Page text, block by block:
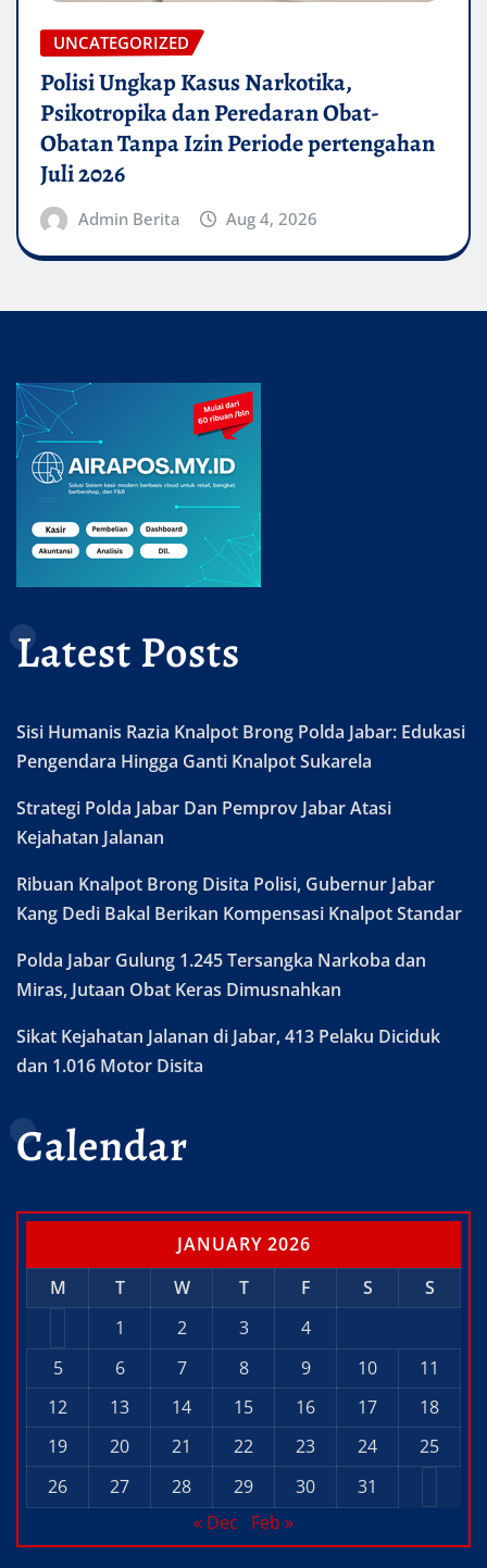
UNCATEGORIZED
Polisi Ungkap Kasus Narkotika,
Psikotropika dan Peredaran Obat-
Obatan Tanpa Izin Periode pertengahan
Juli 2026
Admin Berita Aug 4, 2026
Latest Posts
Sisi Humanis Razia Knalpot Brong Polda Jabar: Edukasi
Pengendara Hingga Ganti Knalpot Sukarela
Strategi Polda Jabar Dan Pemprov Jabar Atasi
Kejahatan Jalanan
Ribuan Knalpot Brong Disita Polisi, Gubernur Jabar
Kang Dedi Bakal Berikan Kompensasi Knalpot Standar
Polda Jabar Gulung 1.245 Tersangka Narkoba dan
Miras, Jutaan Obat Keras Dimusnahkan
Sikat Kejahatan Jalanan di Jabar, 413 Pelaku Diciduk
dan 1.016 Motor Disita
Calendar
JANUARY 2026
M
T W T F S
S
1
2 3
4
5
6 7 8 9 10
11
12
13 14 15 16 17
18
19
20 21 22 23 24
25
26
27 28 29 30
31
« Dec
Feb »